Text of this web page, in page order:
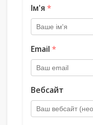
Ім'я *
Email *
Вебсайт